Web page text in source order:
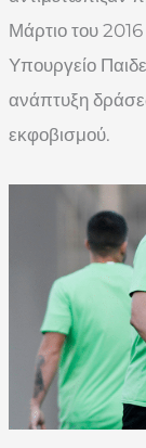
Μάρτιο του
Υπουργείο
ανάπτυξη
εκφοβισμού.